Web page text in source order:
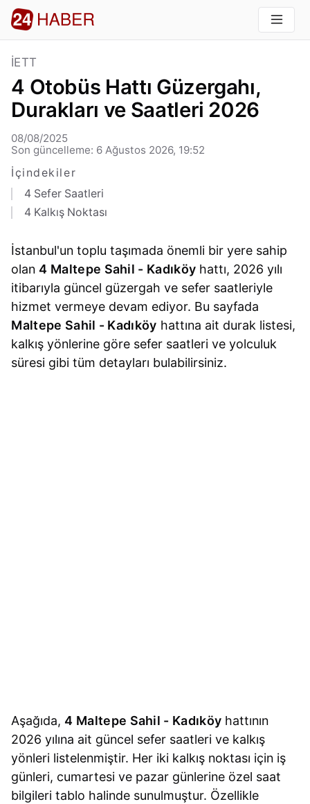
İETT
4 Otobüs Hattı Güzergahı,
Durakları ve Saatleri 2026
08/08/2025
Son güncelleme: 6 Ağustos 2026, 19:52
İçindekiler
4 Sefer Saatleri
4 Kalkış Noktası
İstanbul'un toplu taşımada önemli bir yere sahip
olan 4 Maltepe Sahil - Kadıköy hattı, 2026 yılı
itibarıyla güncel güzergah ve sefer saatleriyle
hizmet vermeye devam ediyor. Bu sayfada
Maltepe Sahil - Kadıköy hattına ait durak listesi,
kalkış yönlerine göre sefer saatleri ve yolculuk
süresi gibi tüm detayları bulabilirsiniz.
Aşağıda, 4 Maltepe Sahil - Kadıköy hattının
2026 yılına ait güncel sefer saatleri ve kalkış
yönleri listelenmiştir. Her iki kalkış noktası için iş
günleri, cumartesi ve pazar günlerine özel saat
bilgileri tablo halinde sunulmuştur. Özellikle